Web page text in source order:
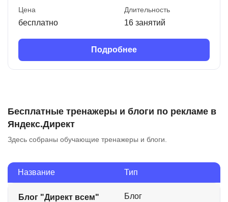
Цена
бесплатно
Длительность
16 занятий
Подробнее
Бесплатные тренажеры и блоги по рекламе в
Яндекс.Директ
Здесь собраны обучающие тренажеры и блоги.
Название Тип
Блог "Директ всем"
Блог